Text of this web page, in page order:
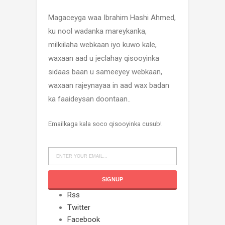
Magaceyga waa Ibrahim Hashi Ahmed,
ku nool wadanka mareykanka,
milkiilaha webkaan iyo kuwo kale,
waxaan aad u jeclahay qisooyinka
sidaas baan u sameeyey webkaan,
waxaan rajeynayaa in aad wax badan
ka faaideysan doontaan..
Emailkaga kala soco qisooyinka cusub!
Rss
Twitter
Facebook